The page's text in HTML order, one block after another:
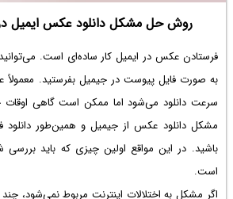
روش حل مشکل دانلود عکس ایمیل در
فرستادن عکس در ایمیل کار ساده‌ای است.
به صورت فایل پیوست در جیمیل بفرستید.
سرعت دانلود می‌شود اما ممکن است گاهی
مشکل دانلود عکس از جیمیل و همین‌طور
باشید. در این مواقع اولین چیزی که باید بررسی
است.
اگر مشکل به اختلالات اینترنت مربوط نمی‌شود، چند